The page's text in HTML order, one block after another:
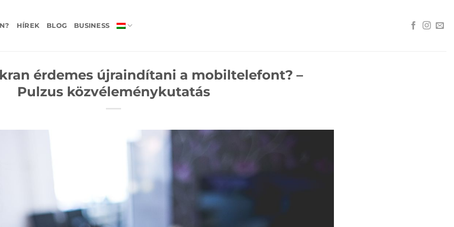
HÍREK BLOG BUSINESS
érdemes újraindítani a mobiltelefont? –
Pulzus közvéleménykutatás